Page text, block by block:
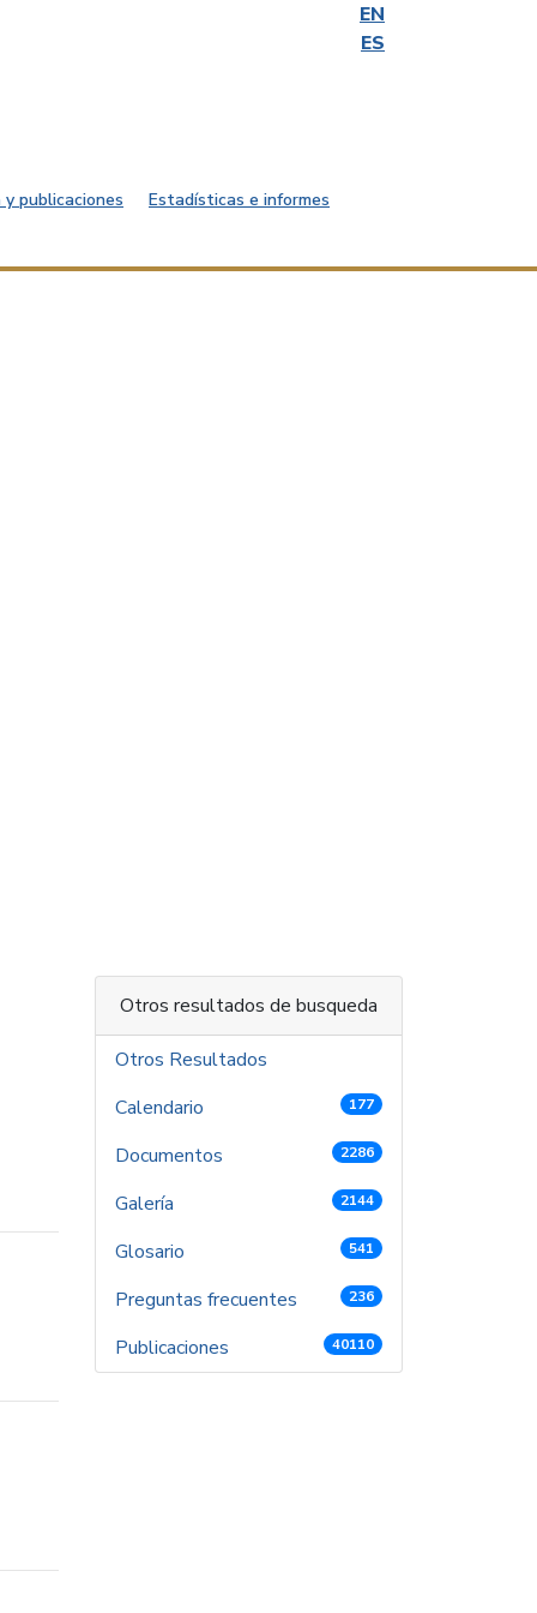
EN
ES
publicaciones Estadísticas e informes
Otros resultados de busqueda
Otros Resultados
Calendario
177
Documentos 2286
Galería 2144
Glosario 541
Preguntas frecuentes 236
Publicaciones 40110